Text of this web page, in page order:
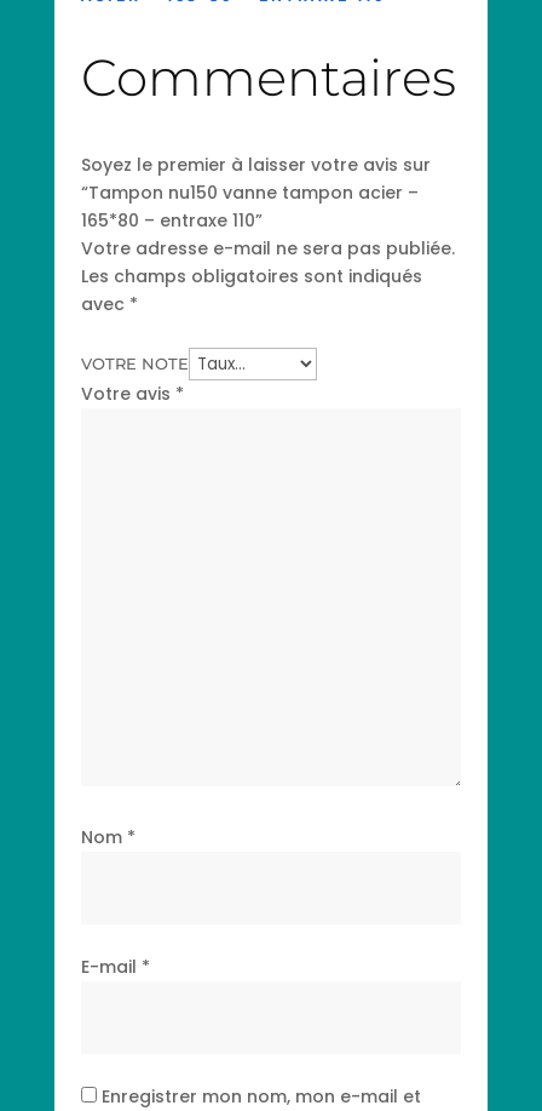
Commentaires
Soyez le premier à laisser votre avis sur
“Tampon nu150 vanne tampon acier –
165*80 – entraxe 110”
Votre adresse e-mail ne sera pas publiée.
Les champs obligatoires sont indiqués
avec *
VOTRE NOTE
Votre avis *
Nom *
E-mail *
Enregistrer mon nom, mon e-mail et